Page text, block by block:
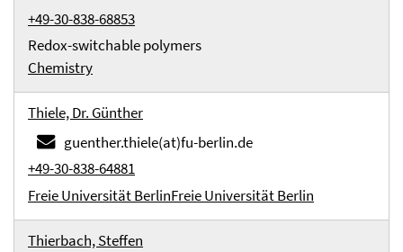
+49-30-838-68853
Redox-switchable polymers
Chemistry
Thiele, Dr. Günther
guenther.thiele(at)fu-berlin.de
+49-30-838-64881
Freie Universität BerlinFreie Universität Berlin
Thierbach, Steffen